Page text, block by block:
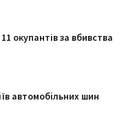
окупантів за вбивства
автомобільних шин